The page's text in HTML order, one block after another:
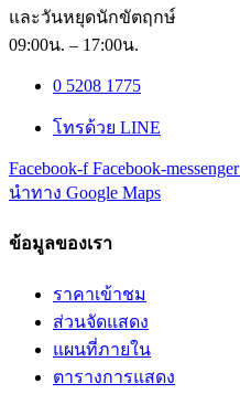
และวันหยุดนักขัตฤกษ์
09:00น. – 17:00น.
0 5208 1775
โทรด้วย LINE
Facebook-f Facebook-messenger
นำทาง Google Maps
ข้อมูลของเรา
ราคาเข้าชม
ส่วนจัดแสดง
แผนที่ภายใน
ตารางการแสดง